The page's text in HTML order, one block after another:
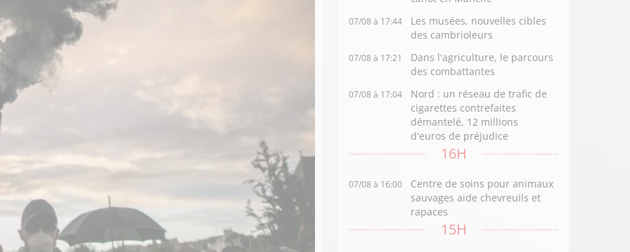
07/08 à 17:44
Les musées, nouvelles cibles
des cambrioleurs
07/08 à 17:21
Dans l'agriculture, le parcours
des combattantes
07/08 à 17:04
Nord : un réseau de trafic de
cigarettes contrefaites
démantelé, 12 millions
d'euros de préjudice
16H
07/08 à 16:00
Centre de soins pour animaux
sauvages aide chevreuils et
rapaces
15H